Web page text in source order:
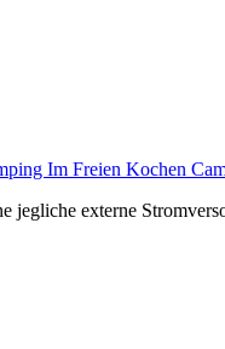
Im Freien Kochen
jegliche externe